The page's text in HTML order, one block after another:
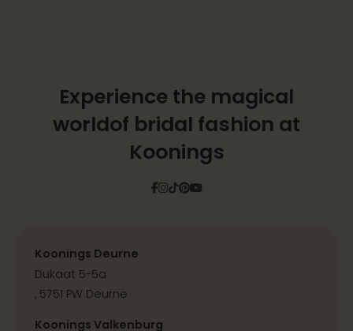
Experience the magical
worldof bridal fashion at
Koonings
Facebook
Instagram
Tiktok
Pinterest
YouTube
Koonings Deurne
Dukaat 5-5a
, 5751 PW Deurne
Koonings Valkenburg